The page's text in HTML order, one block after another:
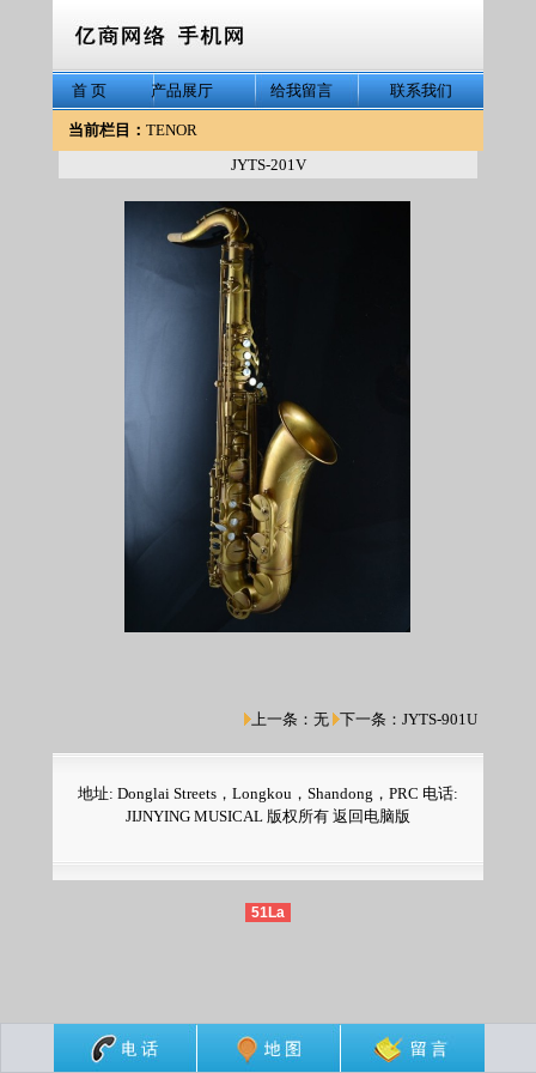
首 页 产品展厅 给我留言 联系我们
当前栏目： TENOR
JYTS-201V
上一条： 无 下一条： JYTS-901U
地址: Donglai Streets，Longkou，Shandong，PRC 电话:
JIJNYING MUSICAL 版权所有 返回电脑版
51La